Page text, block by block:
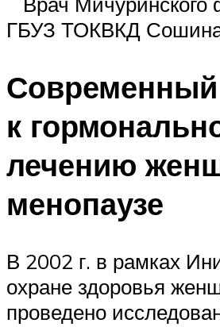
ГБУЗ ТОКВКД
к
лечению
менопаузе
В 2002 г. в рамках
охране здоровья
проведено